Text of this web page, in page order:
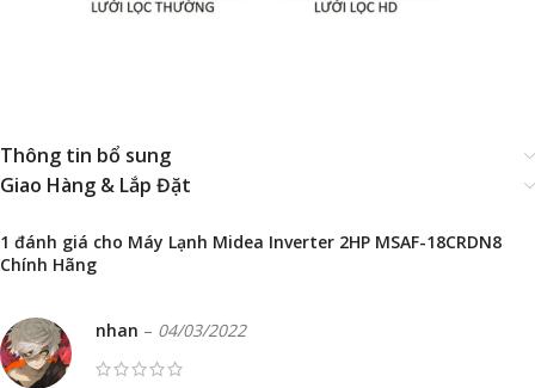
Thông tin bổ sung
Giao Hàng & Lắp Đặt
1 đánh giá cho Máy Lạnh Midea Inverter 2HP MSAF-18CRDN8
Chính Hãng
nhan – 04/03/2022